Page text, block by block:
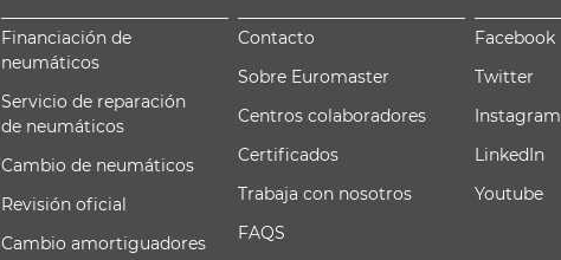
Financiación de
neumáticos
Servicio de reparación
de neumáticos
Cambio de neumáticos
Revisión oficial
Cambio amortiguadores
Contacto
Sobre Euromaster
Centros colaboradores
Certificados
Trabaja con nosotros
FAQS
Facebook
Twitter
Instagram
LinkedIn
Youtube